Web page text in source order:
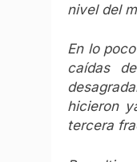
nivel del
En lo
caídas
hicieron
tercera